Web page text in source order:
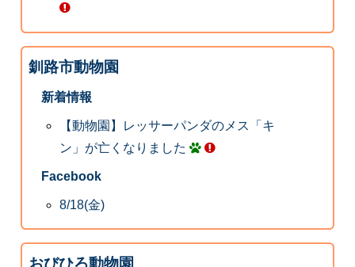
釧路市動物園
新着情報
【動物園】レッサーパンダのメス「キ
ン」が亡くなりました
Facebook
8/18(金)
おびひろ動物園